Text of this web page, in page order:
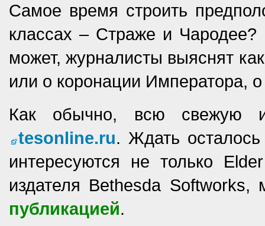
Самое время строить
классах – Страже и
может, журналисты выяснят
или о коронации Императора,
Как обычно, всю свежую
tesonline.ru. Ждать осталось
интересуются не только
издателя Bethesda
публикацией.